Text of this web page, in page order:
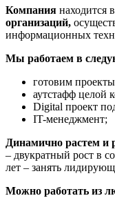
Компания находится в
организаций,
информационных
Мы работаем в
готовим
аутстафф целой
Digital проект
IT-менеджмент;
Динамично растем и
– двукратный рост в
лет – занять
Можно работать из